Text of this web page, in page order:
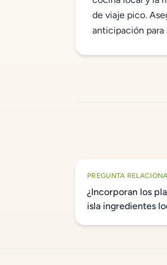
de viaje pico.
anticipación para
PREGUNTA
¿Incorporan los
isla ingredientes